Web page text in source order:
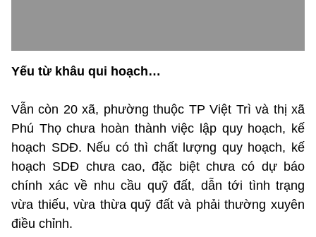
Yếu từ khâu qui hoạch…
Vẫn còn 20 xã, phường thuộc TP Việt Trì và thị xã
Phú Thọ chưa hoàn thành việc lập quy hoạch, kế
hoạch SDĐ. Nếu có thì chất lượng quy hoạch, kế
hoạch SDĐ chưa cao, đặc biệt chưa có dự báo
chính xác về nhu cầu quỹ đất, dẫn tới tình trạng
vừa thiếu, vừa thừa quỹ đất và phải thường xuyên
điều chỉnh.